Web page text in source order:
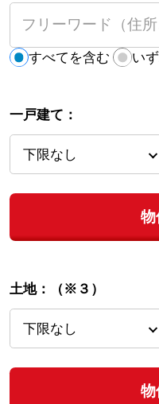
すべてを含む い
一戸建て：
物
土地： （※３）
物